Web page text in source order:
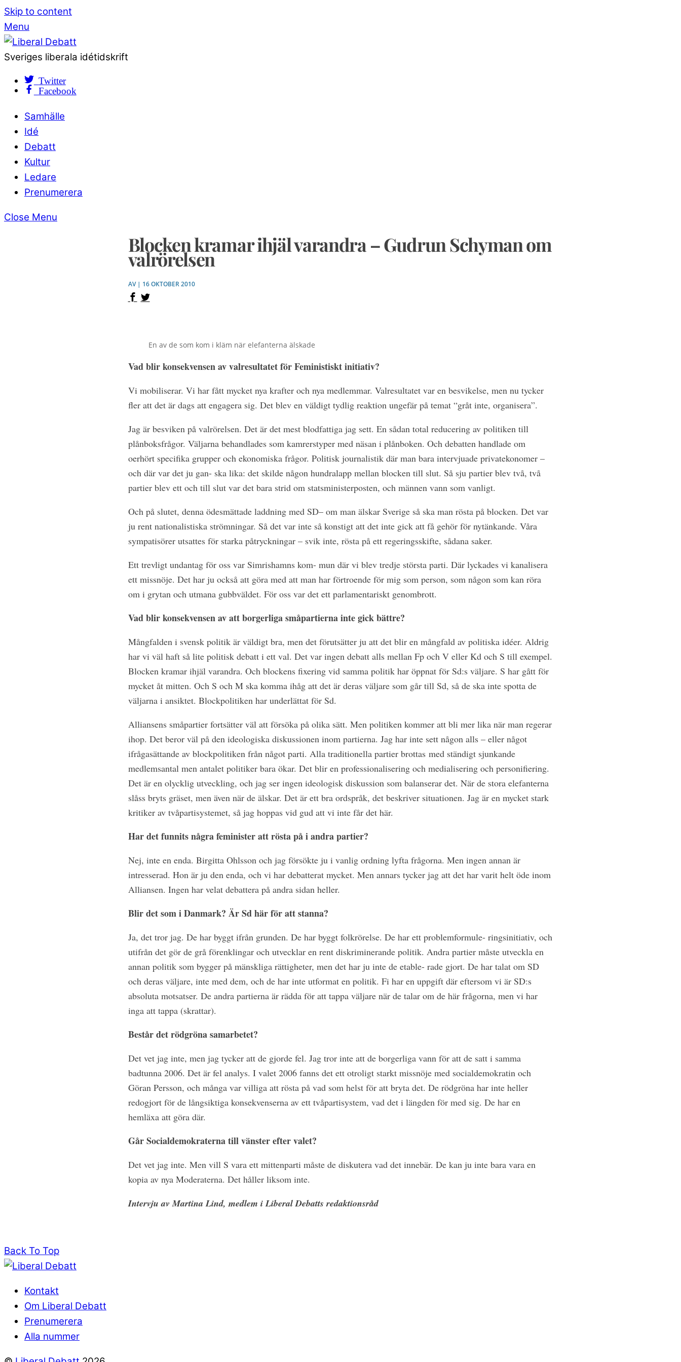
Skip to content
Menu
Sveriges liberala idétidskrift
Twitter
Facebook
Samhälle
Idé
Debatt
Kultur
Ledare
Prenumerera
Close Menu
Blocken kramar ihjäl varandra – Gudrun Schyman om
valrörelsen
AV | 16 OKTOBER 2010
En av de som kom i kläm när elefanterna älskade
Vad blir konsekvensen av valresultatet för Feministiskt initiativ?
Vi mobiliserar. Vi har fått mycket nya krafter och nya medlemmar. Valresultatet var en besvikelse, men nu tycker
fler att det är dags att engagera sig. Det blev en väldigt tydlig reaktion ungefär på temat “gråt inte, organisera”.
Jag är besviken på valrörelsen. Det är det mest blodfattiga jag sett. En sådan total reducering av politiken till
plånboksfrågor. Väljarna behandlades som kamrerstyper med näsan i plånboken. Och debatten handlade om
oerhört specifika grupper och ekonomiska frågor. Politisk journalistik där man bara intervjuade privatekonomer –
och där var det ju gan- ska lika: det skilde någon hundralapp mellan blocken till slut. Så sju partier blev två, två
partier blev ett och till slut var det bara strid om statsministerposten, och männen vann som vanligt.
Och på slutet, denna ödesmättade laddning med SD– om man älskar Sverige så ska man rösta på blocken. Det var
ju rent nationalistiska strömningar. Så det var inte så konstigt att det inte gick att få gehör för nytänkande. Våra
sympatisörer utsattes för starka påtryckningar – svik inte, rösta på ett regeringsskifte, sådana saker.
Ett trevligt undantag för oss var Simrishamns kom- mun där vi blev tredje största parti. Där lyckades vi kanalisera
ett missnöje. Det har ju också att göra med att man har förtroende för mig som person, som någon som kan röra
om i grytan och utmana gubbväldet. För oss var det ett parlamentariskt genombrott.
Vad blir konsekvensen av att borgerliga småpartierna inte gick bättre?
Mångfalden i svensk politik är väldigt bra, men det förutsätter ju att det blir en mångfald av politiska idéer. Aldrig
har vi väl haft så lite politisk debatt i ett val. Det var ingen debatt alls mellan Fp och V eller Kd och S till exempel.
Blocken kramar ihjäl varandra. Och blockens fixering vid samma politik har öppnat för Sd:s väljare. S har gått för
mycket åt mitten. Och S och M ska komma ihåg att det är deras väljare som går till Sd, så de ska inte spotta de
väljarna i ansiktet. Blockpolitiken har underlättat för Sd.
Alliansens småpartier fortsätter väl att försöka på olika sätt. Men politiken kommer att bli mer lika när man regerar
ihop. Det beror väl på den ideologiska diskussionen inom partierna. Jag har inte sett någon alls – eller något
ifrågasättande av blockpolitiken från något parti. Alla traditionella partier brottas med ständigt sjunkande
medlemsantal men antalet politiker bara ökar. Det blir en professionalisering och medialisering och personifiering.
Det är en olycklig utveckling, och jag ser ingen ideologisk diskussion som balanserar det. När de stora elefanterna
slåss bryts gräset, men även när de älskar. Det är ett bra ordspråk, det beskriver situationen. Jag är en mycket stark
kritiker av tvåpartisystemet, så jag hoppas vid gud att vi inte får det här.
Har det funnits några feminister att rösta på i andra partier?
Nej, inte en enda. Birgitta Ohlsson och jag försökte ju i vanlig ordning lyfta frågorna. Men ingen annan är
intresserad. Hon är ju den enda, och vi har debatterat mycket. Men annars tycker jag att det har varit helt öde inom
Alliansen. Ingen har velat debattera på andra sidan heller.
Blir det som i Danmark? Är Sd här för att stanna?
Ja, det tror jag. De har byggt ifrån grunden. De har byggt folkrörelse. De har ett problemformule- ringsinitiativ, och
utifrån det gör de grå förenklingar och utvecklar en rent diskriminerande politik. Andra partier måste utveckla en
annan politik som bygger på mänskliga rättigheter, men det har ju inte de etable- rade gjort. De har talat om SD
och deras väljare, inte med dem, och de har inte utformat en politik. Fi har en uppgift där eftersom vi är SD:s
absoluta motsatser. De andra partierna är rädda för att tappa väljare när de talar om de här frågorna, men vi har
inga att tappa (skrattar).
Består det rödgröna samarbetet?
Det vet jag inte, men jag tycker att de gjorde fel. Jag tror inte att de borgerliga vann för att de satt i samma
badtunna 2006. Det är fel analys. I valet 2006 fanns det ett otroligt starkt missnöje med socialdemokratin och
Göran Persson, och många var villiga att rösta på vad som helst för att bryta det. De rödgröna har inte heller
redogjort för de långsiktiga konsekvenserna av ett tvåpartisystem, vad det i längden för med sig. De har en
hemläxa att göra där.
Går Socialdemokraterna till vänster efter valet?
Det vet jag inte. Men vill S vara ett mittenparti måste de diskutera vad det innebär. De kan ju inte bara vara en
kopia av nya Moderaterna. Det håller liksom inte.
Intervju av Martina Lind, medlem i Liberal Debatts redaktionsråd
Back To Top
Kontakt
Om Liberal Debatt
Prenumerera
Alla nummer